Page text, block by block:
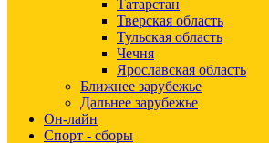
Татарстан
Тверская область
Тульская область
Чечня
Ярославская область
Ближнее зарубежье
Дальнее зарубежье
Он-лайн
Спорт - сборы